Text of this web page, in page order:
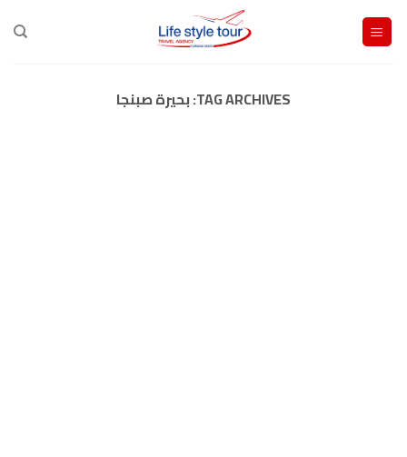
Skip
content
TAG ARCHIVES: بحيرة صبنجا